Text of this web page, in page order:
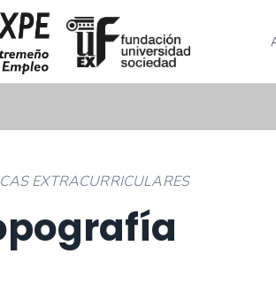
EXTRACURRICULARES